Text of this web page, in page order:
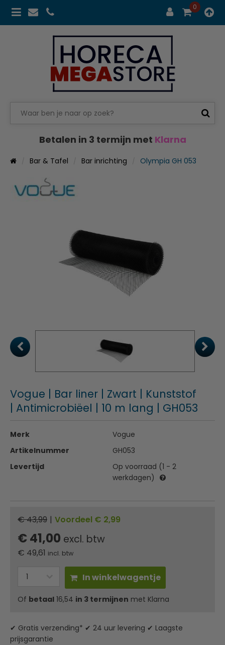
0
Betalen in 3 termijn met Klarna
Bar & Tafel Bar inrichting Olympia GH 053
Vogue | Bar liner | Zwart | Kunststof
| Antimicrobiëel | 10 m lang | GH053
Merk
Vogue
Artikelnummer
GH053
Levertijd
Op voorraad (1 - 2
werkdagen)
€ 43,99 | Voordeel € 2,99
€ 41,00 excl. btw
€ 49,61 incl. btw
In winkelwagentje
Of betaal 16,54 in 3 termijnen met Klarna
✔ Gratis verzending* ✔ 24 uur levering ✔ Laagste
prijsgarantie